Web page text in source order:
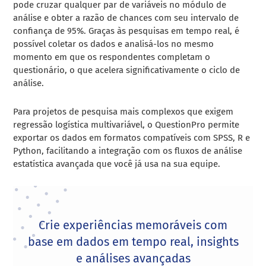
pode cruzar qualquer par de variáveis no módulo de
análise e obter a razão de chances com seu intervalo de
confiança de 95%. Graças às pesquisas em tempo real, é
possível coletar os dados e analisá-los no mesmo
momento em que os respondentes completam o
questionário, o que acelera significativamente o ciclo de
análise.
Para projetos de pesquisa mais complexos que exigem
regressão logística multivariável, o QuestionPro permite
exportar os dados em formatos compatíveis com SPSS, R e
Python, facilitando a integração com os fluxos de análise
estatística avançada que você já usa na sua equipe.
Crie experiências memoráveis com
base em dados em tempo real, insights
e análises avançadas